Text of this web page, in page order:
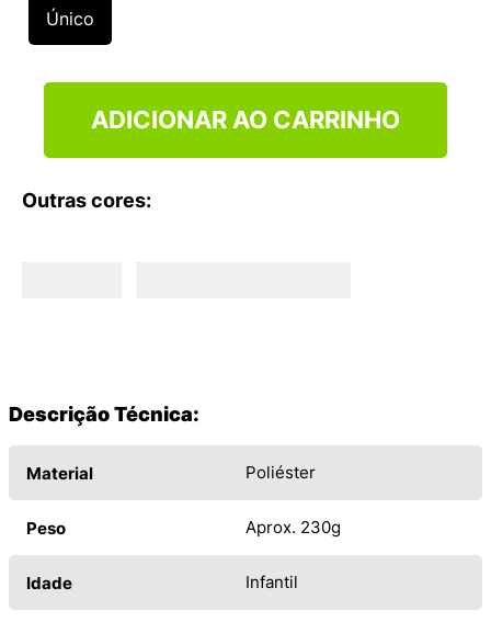
Único
ADICIONAR AO CARRINHO
Outras cores:
Descrição Técnica:
Material Poliéster
Peso Aprox. 230g
Idade Infantil
º
NEW 530
10º VEJA COUNTRY